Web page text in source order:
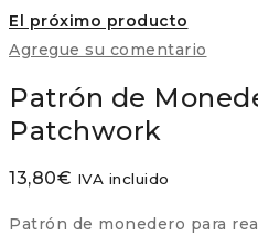
El próximo producto
Agregue su comentario
Patrón de
Patchwork
13,80€ IVA incluido
Patrón de monedero para